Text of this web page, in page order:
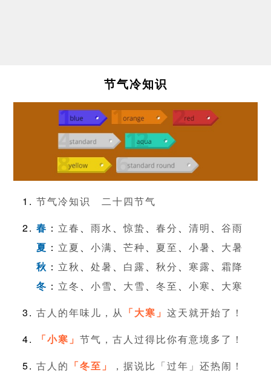
节气冷知识
节气冷知识
二十四节气
春 ： 立春 、 雨水 、惊蛰、 春分 、 清明 、 谷雨
夏 ： 立夏 、 小满、 芒种 、 夏至 、 小暑、 大暑
秋 ： 立秋 、 处暑、 白露 、 秋分 、 寒露 、 霜降
冬 ： 立冬 、 小雪 、 大雪 、 冬至 、 小寒 、 大寒
古人的年味儿，从 「大寒」 这天就开始了！
「小寒」 节气，古人过得比你有意境多了！
古人的 「冬至」
，据说比「过年」还热闹！